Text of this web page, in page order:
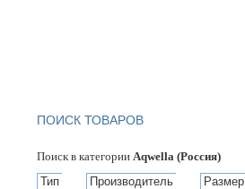
ПОИСК ТОВАРОВ
Поиск в категории Aqwella (Россия)
Тип
Производитель Размер